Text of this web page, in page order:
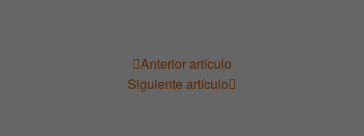
NavegaciónAnterior artículo
Siguiente artículo